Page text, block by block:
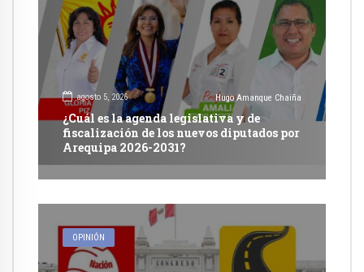
agosto 5, 2026 Hugo Amanque Chaiña
¿Cuál es la agenda legislativa y de
fiscalización de los nuevos diputados por
Arequipa 2026-2031?
OPINIÓN